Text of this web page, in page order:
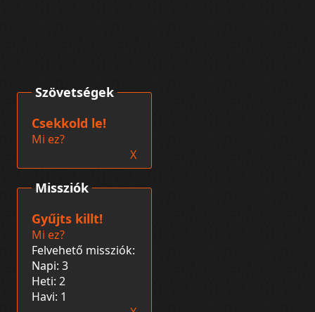
Missziók
Gyűjts killt!
Mi ez?
Felvehető missziók:
Napi: 3
Heti: 2
Havi: 1
Szövetségek
Csekkold le!
Mi ez?
X